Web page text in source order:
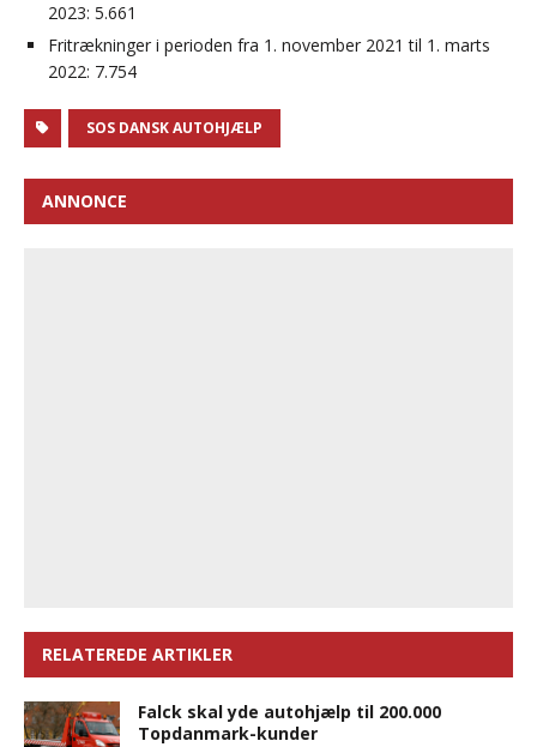
2023: 5.661
Fritrækninger i perioden fra 1. november 2021 til 1. marts
2022: 7.754
SOS DANSK AUTOHJÆLP
ANNONCE
RELATEREDE ARTIKLER
Falck skal yde autohjælp til 200.000
Topdanmark-kunder